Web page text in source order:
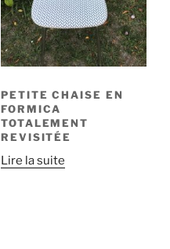
PETITE CHAISE EN
FORMICA
TOTALEMENT
REVISITÉE
Lire la suite